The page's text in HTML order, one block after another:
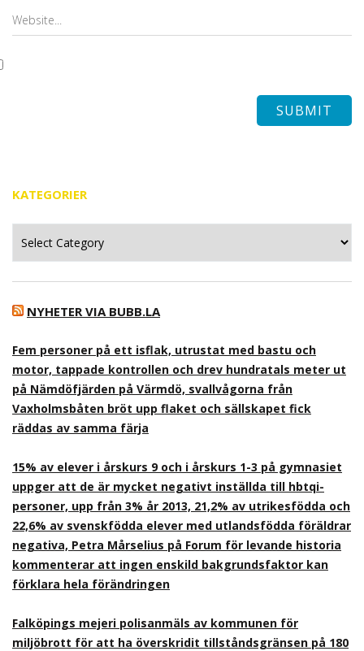
KATEGORIER
NYHETER VIA BUBB.LA
Fem personer på ett isflak, utrustat med bastu och
motor, tappade kontrollen och drev hundratals meter ut
på Nämdöfjärden på Värmdö, svallvågorna från
Vaxholmsbåten bröt upp flaket och sällskapet fick
räddas av samma färja
15% av elever i årskurs 9 och i årskurs 1-3 på gymnasiet
uppger att de är mycket negativt inställda till hbtqi-
personer, upp från 3% år 2013, 21,2% av utrikesfödda och
22,6% av svenskfödda elever med utlandsfödda föräldrar
negativa, Petra Mårselius på Forum för levande historia
kommenterar att ingen enskild bakgrundsfaktor kan
förklara hela förändringen
Falköpings mejeri polisanmäls av kommunen för
miljöbrott för att ha överskridit tillståndsgränsen på 180